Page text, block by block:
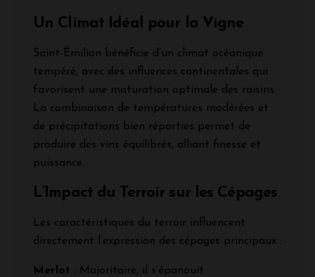
Un Climat Idéal pour la Vigne
Saint-Émilion bénéficie d’un climat océanique
tempéré, avec des influences continentales qui
favorisent une maturation optimale des raisins.
La combinaison de températures modérées et
de précipitations bien réparties permet de
produire des vins équilibrés, alliant finesse et
puissance.
L’Impact du Terroir sur les Cépages
Les caractéristiques du terroir influencent
directement l’expression des cépages principaux :
Merlot : Majoritaire, il s’épanouit